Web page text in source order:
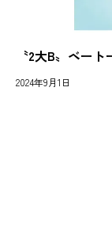
〝2大B〟ベー
2024年9月1日